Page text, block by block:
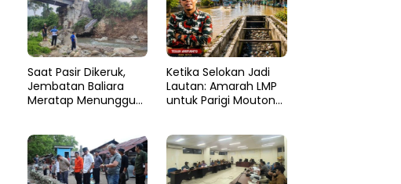
Saat Pasir Dikeruk,
Jembatan Baliara
Meratap Menunggu
Ketika Selokan Jadi
Lautan: Amarah LMP
untuk Parigi Moutong